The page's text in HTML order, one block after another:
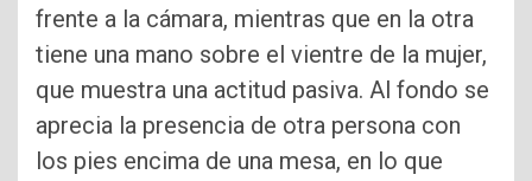
frente a la cámara, mientras que en la otra
tiene una mano sobre el vientre de la mujer,
que muestra una actitud pasiva. Al fondo se
aprecia la presencia de otra persona con
los pies encima de una mesa, en lo que